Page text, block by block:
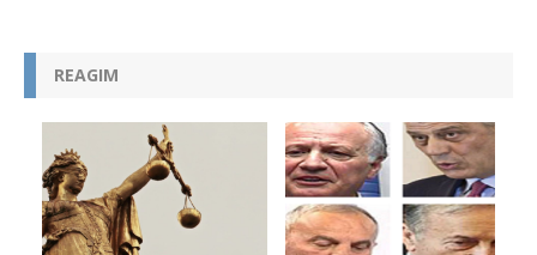
REAGIM